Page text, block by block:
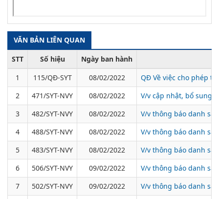
VĂN BẢN LIÊN QUAN
STT Số hiệu
Ngày ban hành
1
115/QĐ-SYT 08/02/2022
QĐ Về việc cho phép
2
471/SYT-NVY 08/02/2022
V/v cập nhật, bổ sung
3
482/SYT-NVY 08/02/2022
V/v thông báo danh
4
488/SYT-NVY 08/02/2022
V/v thông báo danh
5
483/SYT-NVY 08/02/2022
V/v thông báo danh
6
506/SYT-NVY 09/02/2022
V/v thông báo danh
7
502/SYT-NVY 09/02/2022 V/v thông báo danh